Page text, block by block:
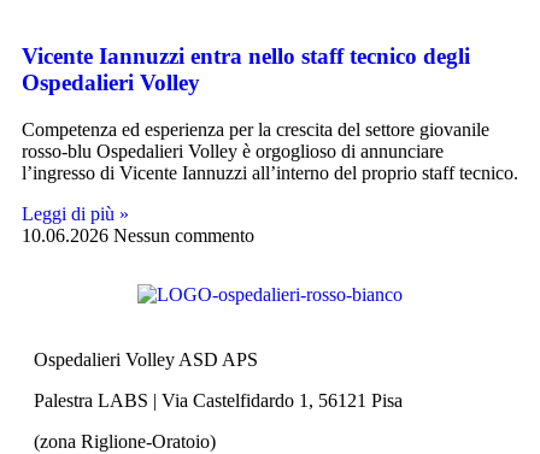
Vicente Iannuzzi entra nello staff tecnico degli
Ospedalieri Volley
Competenza ed esperienza per la crescita del settore giovanile
rosso-blu Ospedalieri Volley è orgoglioso di annunciare
l’ingresso di Vicente Iannuzzi all’interno del proprio staff tecnico.
Leggi di più »
10.06.2026 Nessun commento
Ospedalieri Volley ASD APS
Palestra LABS | Via Castelfidardo 1, 56121 Pisa
(zona Riglione-Oratoio)